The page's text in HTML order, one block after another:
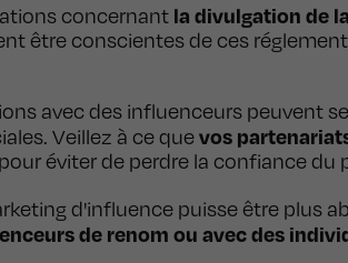
concernant la divulgation de
être conscientes de ces
avec des influenceurs peuvent
Veillez à ce quevos
éviter de perdre la confiance du
d'influence puisse être plus
de renom ou avec des